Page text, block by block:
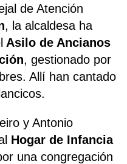
de Atención
, la alcaldesa ha
Asilo de Ancianos
, gestionado por
Allí han cantado
y Antonio
Hogar de Infancia
una congregación